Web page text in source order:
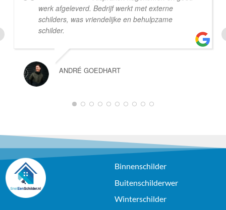
werk afgeleverd. Bedrijf werkt met externe
schilders, was vriendelijke en behulpzame
schilder.
ANDRÉ GOEDHART
Binnenschilder
Buitenschilderwer
Winterschilder